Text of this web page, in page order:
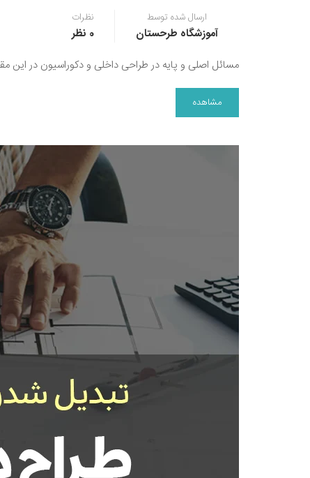
ارسال شده توسط
آموزشگاه طرحستان
نظرات
0 نظر
مسائل اصلی و پایه در طراحی داخلی و دکوراسیون در این
مشاهده